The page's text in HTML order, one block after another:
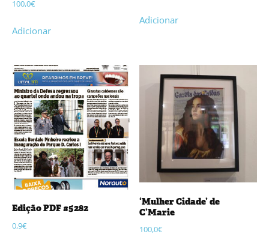
100,0€
Adicionar
Adicionar
Edição PDF #5282
0,9€
‘Mulher Cidade’ de
C’Marie
100,0€